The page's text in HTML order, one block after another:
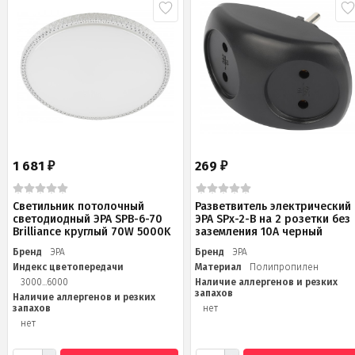
1 681 ₽
Светильник потолочный
светодиодный ЭРА SPB-6-70
Brilliance круглый 70W 5000K
Бренд
ЭРА
Индекс цветопередачи
3000...6000
Наличие аллергенов и резких
запахов
нет
269₽
Разветвитель электрический
ЭРА SPx-2-B на 2 розетки без
заземления 10А черный
Бренд
ЭРА
Материал
Полипропилен
Наличие аллергенов и резких
запахов
нет